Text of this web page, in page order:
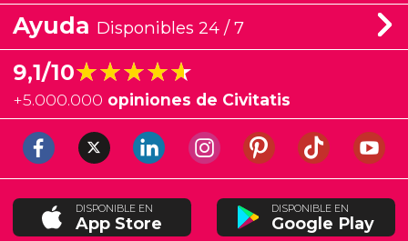
Ayuda Disponibles 24 / 7
9,1/10★★★★★
★★★★★
+5.000.000 opiniones de Civitatis
DISPONIBLE EN
App Store
DISPONIBLE EN
Google Play